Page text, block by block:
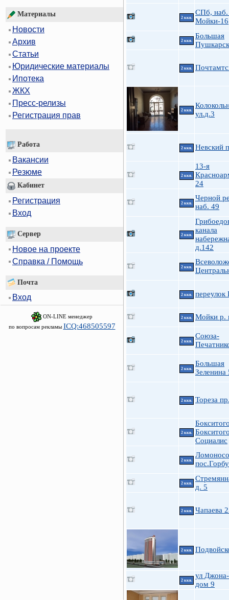
Материалы
Новости
Архив
Статьи
Юридические материалы
Ипотека
ЖКХ
Пресс-релизы
Регистрация прав
Работа
Вакансии
Резюме
Кабинет
Регистрация
Вход
Сервер
Новое на проекте
Справка / Помощь
Почта
Вход
ON-LINE менеджер
по вопросам рекламы ICQ:468505597
2 ккв.
СПб, наб.
Мойки-16
2 ккв.
Большая
2 ккв.
2 ккв.
ул.д.3
2 ккв. Невский
2 ккв.
13-я
24
2 ккв.
Черной
наб. 49
2 ккв.
канала
д.142
2 ккв.
2 ккв. переулок
2 ккв. Мойки р.
2 ккв.
Союза-
2 ккв.
Большая
Зеленина
2 ккв. Тореза
2 ккв.
Социалис
2 ккв.
2 ккв.
д. 5
2 ккв. Чапаева
2 ккв.
2 ккв.
ул
дом 9